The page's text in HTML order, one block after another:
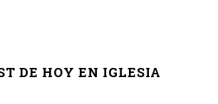
DE HOY EN IGLESIA